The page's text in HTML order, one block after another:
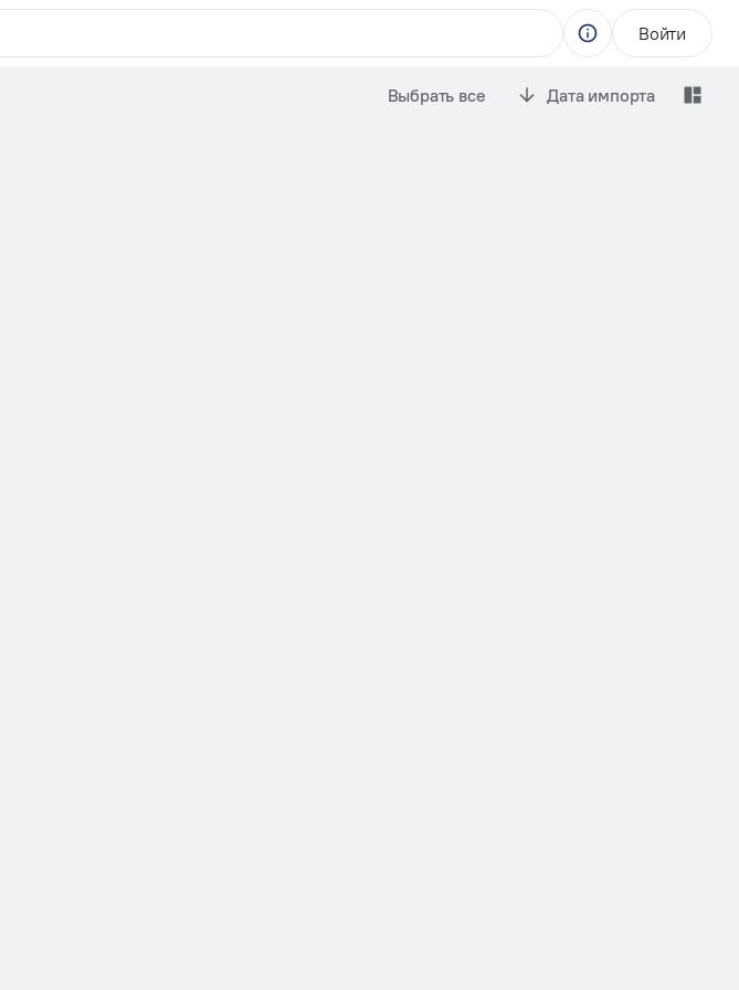
Войти
Выбрать все Дата импорта